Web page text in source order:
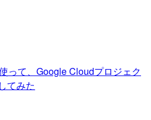
って、Google Cloudプロジェク
てみた